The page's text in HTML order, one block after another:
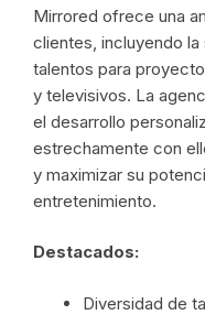
Mirrored ofrece una
clientes, incluyendo
talentos para
y televisivos. La
el desarrollo
estrechamente con
y maximizar su
entretenimiento.
Destacados:
Diversidad de